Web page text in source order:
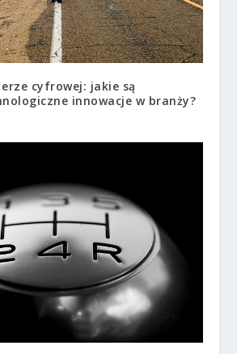
cyfrowej: jakie są
innowacje w branży?